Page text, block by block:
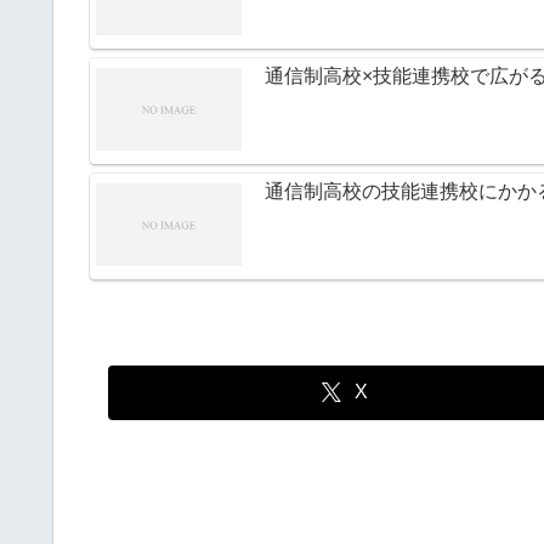
通信制高校×技能連携校で広が
通信制高校の技能連携校にか
X